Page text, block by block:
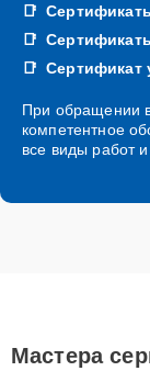
Сертификат
При обращении
компетентное
все виды работ
Мастера